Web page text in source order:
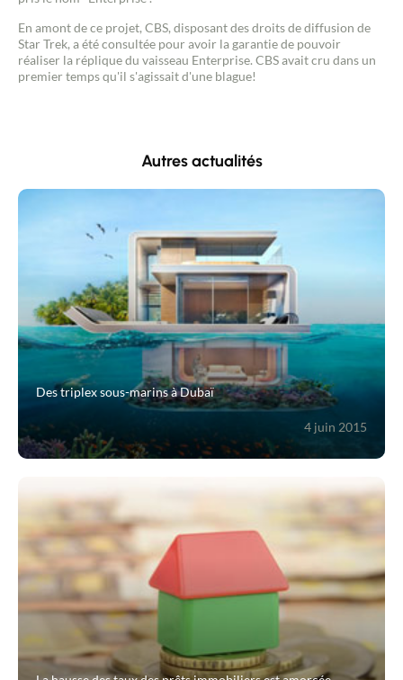
Estimer/Vendre
Recrutement
Guides
Contact
En amont de ce projet, CBS, disposant des droits de diffusion de
Star Trek, a été consultée pour avoir la garantie de pouvoir
réaliser la réplique du vaisseau Enterprise. CBS avait cru dans un
premier temps qu'il s'agissait d'une blague!
Autres actualités
Des triplex sous-marins à Dubaï
4 juin 2015